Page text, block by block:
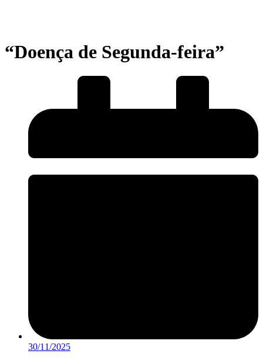
“Doença de Segunda-feira”
30/11/2025